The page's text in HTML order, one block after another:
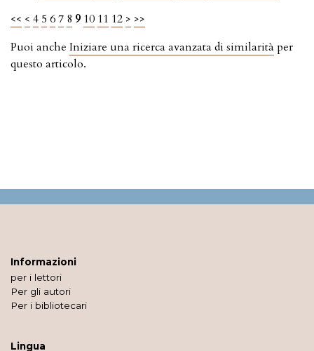
<< < 4 5 67 8 9 10 11 12 > >>
Puoi anche Iniziare una ricerca avanzata di similarità per
questo articolo.
Informazioni
per i lettori
Per gli autori
Per i bibliotecari
Lingua